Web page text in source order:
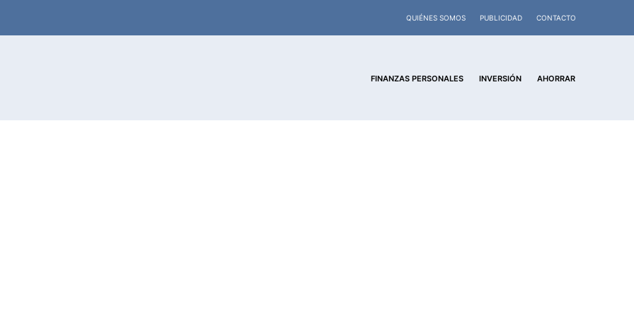
QUIÉNES SOMOS PUBLICIDAD CONTACTO
FINANZAS PERSONALES INVERSIÓN AHORRAR